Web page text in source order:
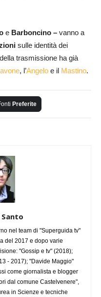
e Barboncino – vanno a
sulle identità dei
trasmissione ha già
, l’Angelo e il Mastino.
Preferite
Santo
nel team di "Superguida tv"
del 2017 e dopo varie
"Gossip e tv" (2018);
- 2017); "Davide Maggio"
come giornalista e blogger
dal comune Castelvenere",
in Scienze e tecniche